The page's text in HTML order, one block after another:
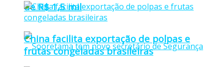
de R$ 1,5 mil
China facilita exportação de polpas e
frutas congeladas brasileiras